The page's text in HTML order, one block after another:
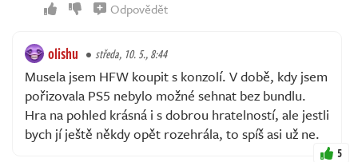
Odpovědět
olishu středa, 10. 5., 8:44
Musela jsem HFW koupit s konzolí. V době, kdy jsem
pořizovala PS5 nebylo možné sehnat bez bundlu.
Hra na pohled krásná i s dobrou hratelností, ale jestli
bych jí ještě někdy opět rozehrála, to spíš asi už ne.
5